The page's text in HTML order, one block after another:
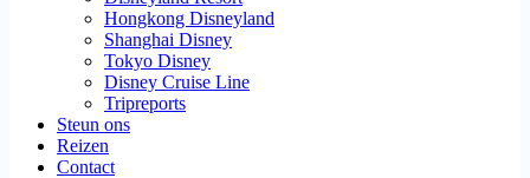
Hongkong Disneyland
Shanghai Disney
Tokyo Disney
Disney Cruise Line
Tripreports
Steun ons
Reizen
Contact